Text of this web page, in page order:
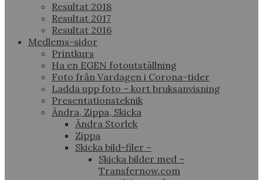
Resultat 2018
Resultat 2017
Resultat 2016
Medlems-sidor
Printkurs
Ha en EGEN fotoutställning
Foto från Vardagen i Corona-tider
Ladda upp foto – kort bruksanvisning
Presentationsteknik
Ändra, Zippa, Skicka
Ändra Storlek
Zippa
Skicka bild-filer –
Skicka bilder med –
Transfernow.com